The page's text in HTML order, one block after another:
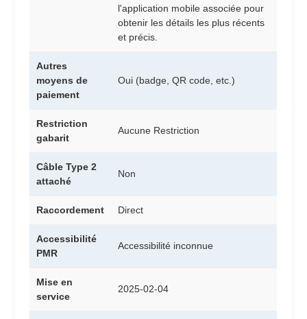
l'application mobile associée pour
obtenir les détails les plus récents
et précis.
Autres
moyens de
paiement
Oui (badge, QR code, etc.)
Restriction
gabarit
Aucune Restriction
Câble Type 2
attaché
Non
Raccordement Direct
Accessibilité
PMR
Accessibilité inconnue
Mise en
service
2025-02-04